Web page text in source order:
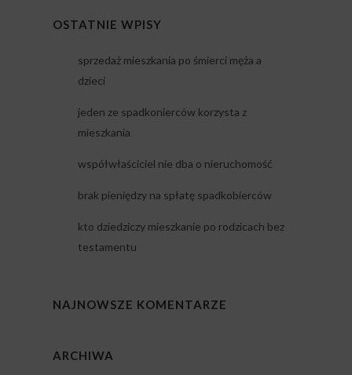
OSTATNIE WPISY
sprzedaż mieszkania po śmierci męża a
dzieci
jeden ze spadkonierców korzysta z
mieszkania
współwłaściciel nie dba o nieruchomość
brak pieniędzy na spłatę spadkobierców
kto dziedziczy mieszkanie po rodzicach bez
testamentu
NAJNOWSZE KOMENTARZE
ARCHIWA